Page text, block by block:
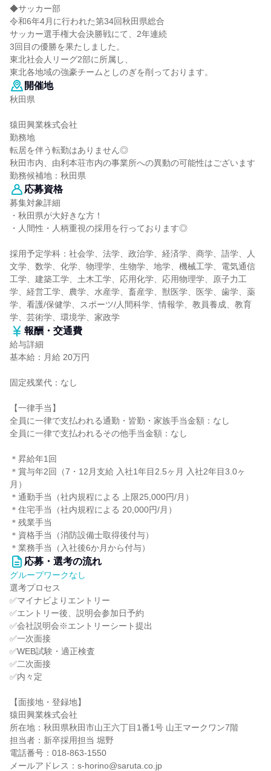
◆サッカー部
令和6年4月に行われた第34回秋田県総合
サッカー選手権大会決勝戦にて、2年連続
3回目の優勝を果たしました。
東北社会人リーグ2部に所属し、
東北各地域の強豪チームとしのぎを削っております。
開催地
秋田県
猿田興業株式会社
勤務地
転居を伴う転勤はありません◎
秋田市内、由利本荘市内の事業所への異動の可能性はございます
勤務候補地：秋田県
応募資格
募集対象詳細
・秋田県が大好きな方！
・人間性・人柄重視の採用を行っております◎
採用予定学科：社会学、法学、政治学、経済学、商学、語学、人
文学、数学、化学、物理学、生物学、地学、機械工学、電気通信
工学、建築工学、土木工学、応用化学、応用物理学、原子力工
学、経営工学、農学、水産学、畜産学、獣医学、医学、歯学、薬
学、看護/保健学、スポーツ/人間科学、情報学、教員養成、教育
学、芸術学、環境学、家政学
報酬・交通費
給与詳細
基本給：月給 20万円
固定残業代：なし
【一律手当】
全員に一律で支払われる通勤・皆勤・家族手当金額：なし
全員に一律で支払われるその他手当金額：なし
＊昇給年1回
＊賞与年2回（7・12月支給 入社1年目2.5ヶ月 入社2年目3.0ヶ
月）
＊通勤手当（社内規程による 上限25,000円/月）
＊住宅手当（社内規程による 20,000円/月）
＊残業手当
＊資格手当（消防設備士取得後付与）
＊業務手当（入社後6か月から付与）
応募・選考の流れ
グループワークなし
選考プロセス
✅マイナビよりエントリー
✅エントリー後、説明会参加日予約
✅会社説明会※エントリーシート提出
✅一次面接
✅WEB試験・適正検査
✅二次面接
✅内々定
【面接地・登録地】
猿田興業株式会社
所在地：秋田県秋田市山王六丁目1番1号 山王マークワン7階
担当者：新卒採用担当 堀野
電話番号：018-863-1550
メールアドレス：s-horino@saruta.co.jp